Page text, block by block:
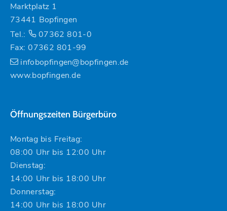
Marktplatz 1
73441 Bopfingen
Tel.:
07362 801-0
Fax: 07362 801-99
infobopfingen@bopfingen.de
www.bopfingen.de
Öffnungszeiten Bürgerbüro
Montag bis Freitag:
08:00 Uhr bis 12:00 Uhr
Dienstag:
14:00 Uhr bis 18:00 Uhr
Donnerstag:
14:00 Uhr bis 18:00 Uhr